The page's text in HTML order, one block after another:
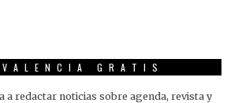
GRATIS
a redactar noticias sobre agenda, revista y